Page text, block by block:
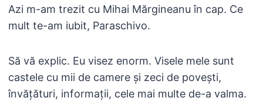
Azi m-am trezit cu Mihai Mărgineanu în cap. Ce
mult te-am iubit, Paraschivo.
Să vă explic. Eu visez enorm. Visele mele sunt
castele cu mii de camere și zeci de povești,
învățături, informații, cele mai multe de-a valma.